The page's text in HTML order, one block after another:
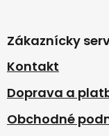
p
ä
e
Zákaznícky
Kontakt
Doprava a
Obchodné